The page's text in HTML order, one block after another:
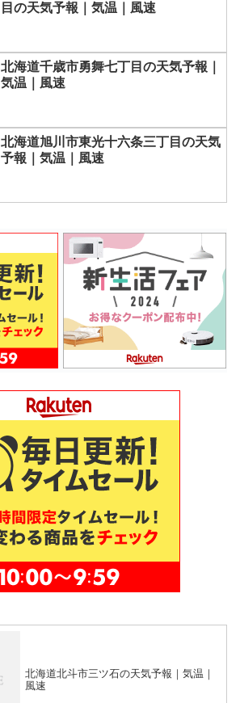
目の天気予報｜気温｜風速
北海道千歳市勇舞七丁目の天気予報｜
気温｜風速
北海道旭川市東光十六条三丁目の天気
予報｜気温｜風速
北海道北斗市三ツ石の天気予報｜気温｜
風速